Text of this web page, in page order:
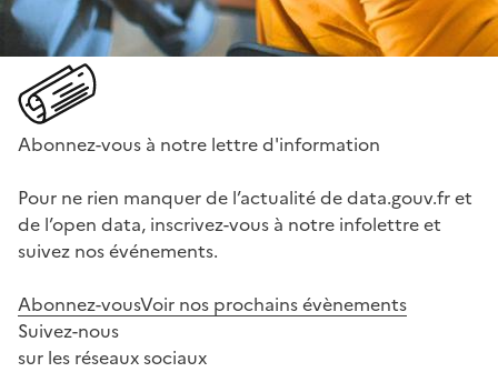
Abonnez-vous à notre lettre d'information
Pour ne rien manquer de l’actualité de data.gouv.fr et
de l’open data, inscrivez-vous à notre infolettre et
suivez nos événements.
Abonnez-vousVoir nos prochains évènements
Suivez-nous
sur les réseaux sociaux